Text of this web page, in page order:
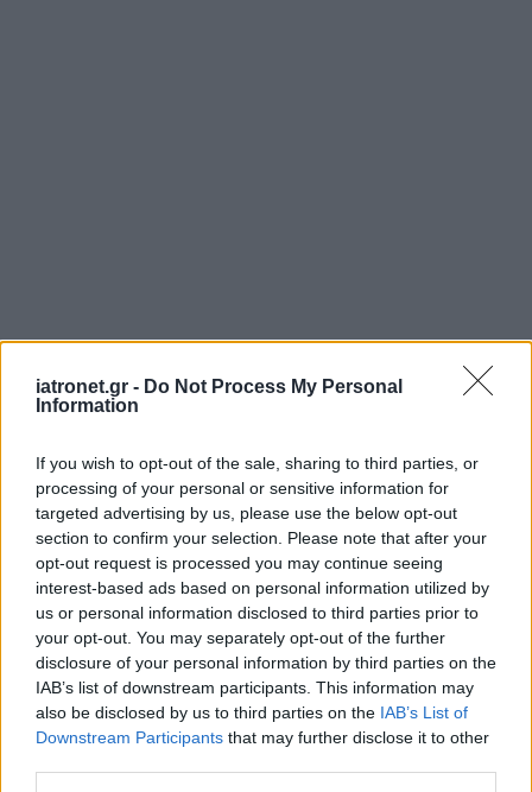
iatronet.gr - Do Not Process My Personal
Information
If you wish to opt-out of the sale, sharing to third parties, or
processing of your personal or sensitive information for
targeted advertising by us, please use the below opt-out
section to confirm your selection. Please note that after your
opt-out request is processed you may continue seeing
interest-based ads based on personal information utilized by
us or personal information disclosed to third parties prior to
your opt-out. You may separately opt-out of the further
disclosure of your personal information by third parties on the
IAB’s list of downstream participants. This information may
also be disclosed by us to third parties on the IAB’s List of
Downstream Participants that may further disclose it to other
Loading...
Προσθήκη Σχολίου